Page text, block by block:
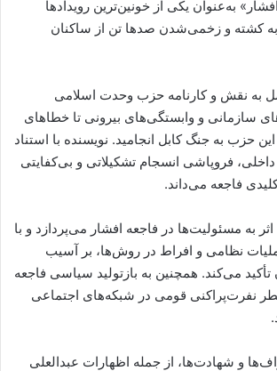
به‌عنوان یکی از خونین‌ترین رویدادها
کشته و زخمی‌شدن صدها تن از ساکنان
به نقش و کارنامه حزب وحدت اسلامی
سازمانی و وابستگی‌های بیرونی تا خطاهای
حزب به جنگ کابل انجامید. نویسنده با استناد
فروپاشی انسجام تشکیلاتی و بی‌کفایتی
فاجعه می‌داند.
به مسئولیت‌ها در فاجعه افشار می‌پردازد و با
نظامی و افراط در روش‌ها، بر آسیب
می‌کند. همچنین به بازتولید سیاسی فاجعه
نفرت‌پراکنی قومی در شبکه‌های اجتماعی
و شهادت‌ها، از جمله اظهارات عبدالعلی